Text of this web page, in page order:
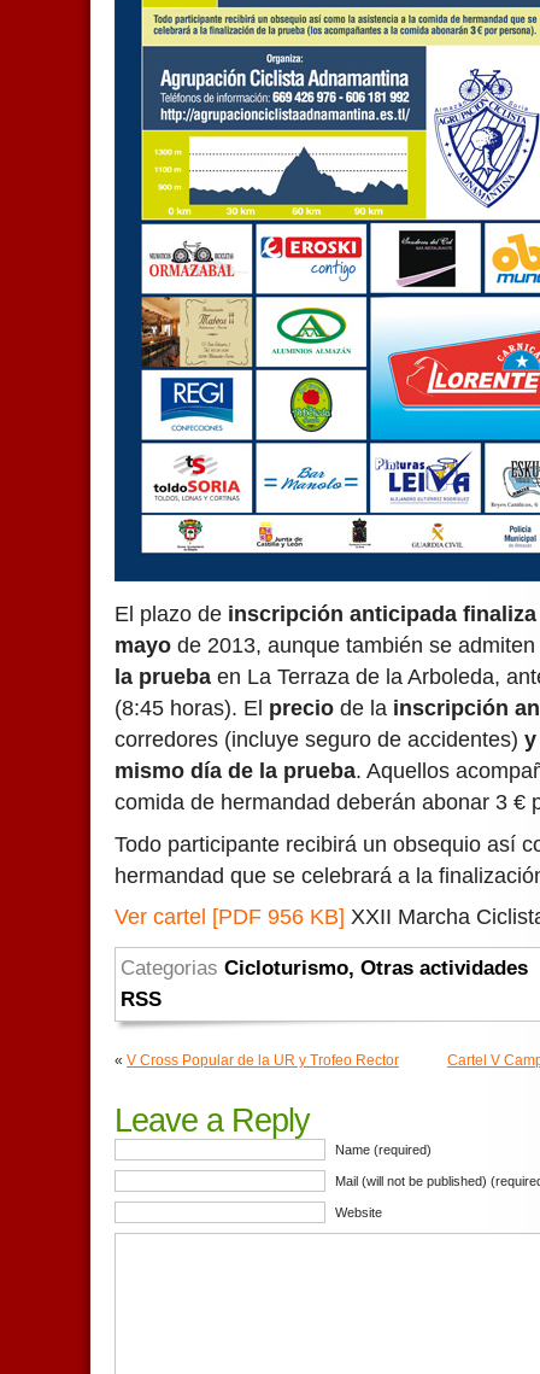
El plazo de inscripción anticipada finaliza
mayo de 2013, aunque también se admiten
la prueba en La Terraza de la Arboleda,
(8:45 horas). El precio de la inscripción
corredores (incluye seguro de accidentes) y
mismo día de la prueba. Aquellos
comida de hermandad deberán abonar 3 €
Todo participante recibirá un obsequio así
hermandad que se celebrará a la
Ver cartel [PDF 956 KB] XXII Marcha
Categorias Cicloturismo,Otras actividades
RSS
« V Cross Popular de la UR y Trofeo Rector Cartel V
Leave a Reply
Name (required)
Mail (will not be published)
Website